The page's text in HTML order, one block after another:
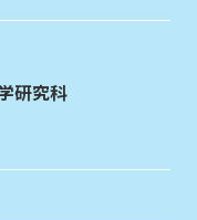
研究科